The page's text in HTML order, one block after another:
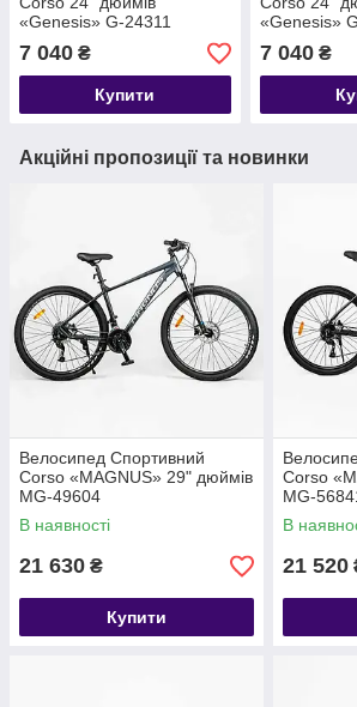
«Genesis» G-24311
7 040 ₴
Купити
«Genesis»
7 040₴
Акційні пропозиції та новинки
Велосипед Спортивний
Corso «MAGNUS» 29" дюймів
MG-49604
В наявності
21 630 ₴
Купити
Corso
MG-
В
21 520